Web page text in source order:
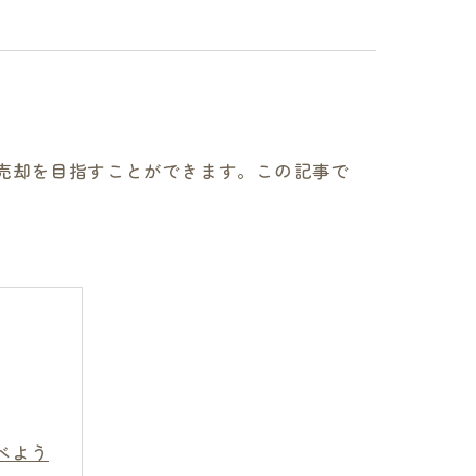
却を目指すことができます。この記事で
よう